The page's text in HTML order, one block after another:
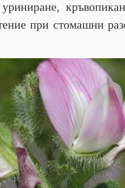
при стомашни